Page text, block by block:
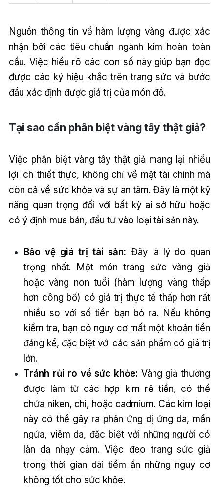
Nguồn thông tin về hàm lượng vàng được xác
nhận bởi các tiêu chuẩn ngành kim hoàn toàn
cầu. Việc hiểu rõ các con số này giúp bạn đọc
được các ký hiệu khắc trên trang sức và bước
đầu xác định được giá trị của món đồ.
Tại sao cần phân biệt vàng tây thật giả?
Việc phân biệt vàng tây thật giả mang lại nhiều
lợi ích thiết thực, không chỉ về mặt tài chính mà
còn cả về sức khỏe và sự an tâm. Đây là một kỹ
năng quan trọng đối với bất kỳ ai sở hữu hoặc
có ý định mua bán, đầu tư vào loại tài sản này.
Bảo vệ giá trị tài sản: Đây là lý do quan
trọng nhất. Một món trang sức vàng giả
hoặc vàng non tuổi (hàm lượng vàng thấp
hơn công bố) có giá trị thực tế thấp hơn rất
nhiều so với số tiền bạn bỏ ra. Nếu không
kiểm tra, bạn có nguy cơ mất một khoản tiền
đáng kể, đặc biệt với các sản phẩm có giá trị
lớn.
Tránh rủi ro về sức khỏe: Vàng giả thường
được làm từ các hợp kim rẻ tiền, có thể
chứa niken, chì, hoặc cadmium. Các kim loại
này có thể gây ra phản ứng dị ứng da, mẩn
ngứa, viêm da, đặc biệt với những người có
làn da nhạy cảm. Việc đeo trang sức giả
trong thời gian dài tiềm ẩn những nguy cơ
không tốt cho sức khỏe.